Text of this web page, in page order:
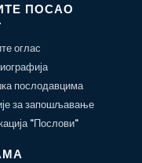
ПОСАО
оглас
послодавцима
за запошљавање
"Послови"